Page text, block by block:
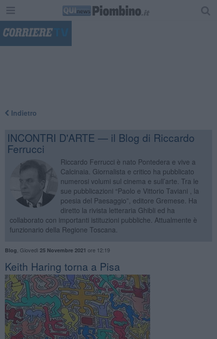
Indietro
INCONTRI D'ARTE — il Blog di Riccardo
Ferrucci
Riccardo Ferrucci è nato Pontedera e vive a
Calcinaia. Giornalista e critico ha pubblicato
numerosi volumi sul cinema e sull’arte. Tra le
sue pubblicazioni “Paolo e Vittorio Taviani , la
poesia del Paesaggio”, editore Gremese. Ha
diretto la rivista letteraria Ghibli ed ha
collaborato con importanti istituzioni pubbliche. Attualmente è
funzionario della Regione Toscana.
Blog Giovedì 25 Novembre 2021 ore 12:19
​Keith Haring torna a Pisa